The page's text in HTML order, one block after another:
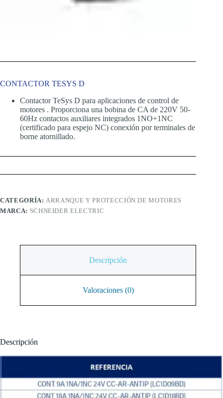
CONTACTOR TESYS D
Contactor TeSys D para aplicaciones de control de
motores . Proporciona una bobina de CA de 220V 50-
60Hz contactos auxiliares integrados 1NO+1NC
(certificado para espejo NC) conexión por terminales de
borne atornillado.
CATEGORÍA: ARRANQUE Y PROTECCIÓN DE MOTORES
MARCA: SCHNEIDER ELECTRIC
Descripción
Valoraciones (0)
Descripción